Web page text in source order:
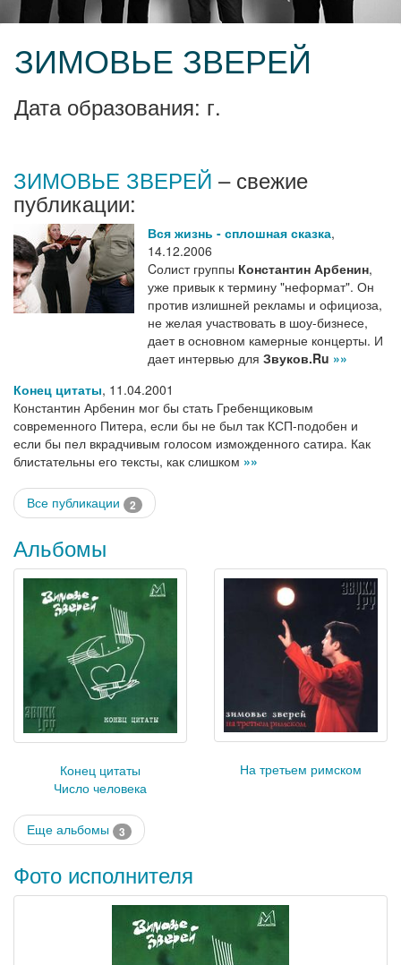
ЗИМОВЬЕ ЗВЕРЕЙ
Дата образования: г.
ЗИМОВЬЕ ЗВЕРЕЙ – свежие
публикации:
Вся жизнь - сплошная сказка,
14.12.2006
Cолист группы Константин Арбенин,
уже привык к термину "неформат". Он
против излишней рекламы и официоза,
не желая участвовать в шоу-бизнесе,
дает в основном камерные концерты. И
дает интервью для Звуков.Ru »»
Конец цитаты, 11.04.2001
Константин Арбенин мог бы стать Гребенщиковым
современного Питера, если бы не был так КСП-подобен и
если бы пел вкрадчивым голосом изможденного сатира. Как
блистательны его тексты, как слишком »»
Все публикации 2
Альбомы
Конец цитаты
На третьем римском
Число человека
Еще альбомы 3
Фото исполнителя